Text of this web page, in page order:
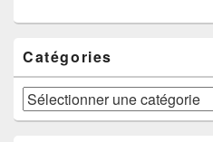
Catégories
Catégories